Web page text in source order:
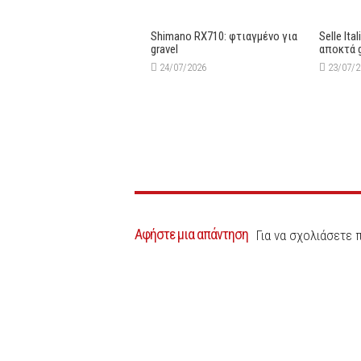
Shimano RX710: φτιαγμένο για
gravel
24/07/2026
Selle
αποκτά
23/07/
Αφήστε μια απάντηση Για να σχολιάσετε